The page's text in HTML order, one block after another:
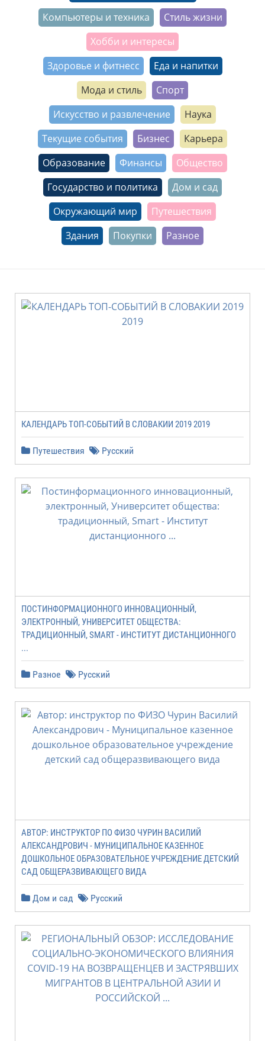
Компьютеры и техника
Стиль жизни
Хобби и интересы
Здоровье и фитнесс
Еда и напитки
Мода и стиль
Спорт
Искусство и развлечение
Наука
Текущие события
Бизнес
Карьера
Образование
Финансы
Общество
Государство и политика
Дом и сад
Окружающий мир
Путешествия
Здания
Покупки Разное
КАЛЕНДАРЬ ТОП-СОБЫТИЙ В СЛОВАКИИ 2019 2019
Путешествия Русский
ПОСТИНФОРМАЦИОННОГО ИННОВАЦИОННЫЙ,
ЭЛЕКТРОННЫЙ, УНИВЕРСИТЕТ ОБЩЕСТВА:
ТРАДИЦИОННЫЙ, SMART - ИНСТИТУТ ДИСТАНЦИОННОГО
...
Разное Русский
АВТОР: ИНСТРУКТОР ПО ФИЗО ЧУРИН ВАСИЛИЙ
АЛЕКСАНДРОВИЧ - МУНИЦИПАЛЬНОЕ КАЗЕННОЕ
ДОШКОЛЬНОЕ ОБРАЗОВАТЕЛЬНОЕ УЧРЕЖДЕНИЕ ДЕТСКИЙ
САД ОБЩЕРАЗВИВАЮЩЕГО ВИДА
Дом и сад Русский